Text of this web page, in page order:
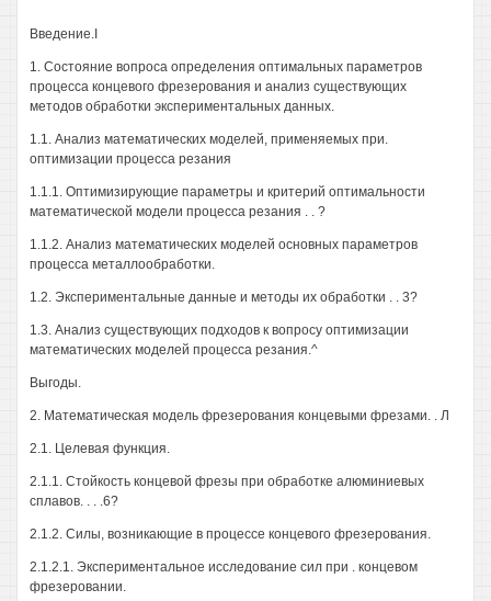
Введение.I
1. Состояние вопроса определения оптимальных параметров
процесса концевого фрезерования и анализ существующих
методов обработки экспериментальных данных.
1.1. Анализ математических моделей, применяемых при.
оптимизации процесса резания
1.1.1. Оптимизирующие параметры и критерий оптимальности
математической модели процесса резания . . ?
1.1.2. Анализ математических моделей основных параметров
процесса металлообработки.
1.2. Экспериментальные данные и методы их обработки . . 3?
1.3. Анализ существующих подходов к вопросу оптимизации
математических моделей процесса резания.^
Выгоды.
2. Математическая модель фрезерования концевыми фрезами. . Л
2.1. Целевая функция.
2.1.1. Стойкость концевой фрезы при обработке алюминиевых
сплавов. . . .6?
2.1.2. Силы, возникающие в процессе концевого фрезерования.
2.1.2.1. Экспериментальное исследование сил при . концевом
фрезеровании.